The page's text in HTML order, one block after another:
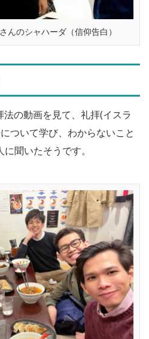
んのシャハーダ（信仰告白）
の動画を見て、礼拝(イスラ
ついて学び、わからないこと
聞いたそうです。